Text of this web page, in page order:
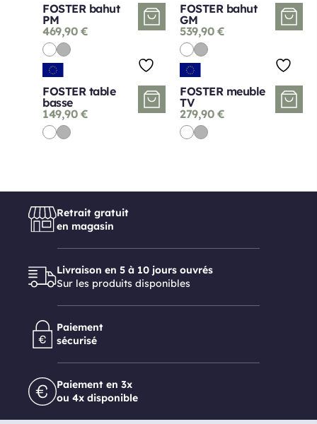
FOSTER bahut
PM
469,90 €
FOSTER bahut
GM
539,90 €
FOSTER table
basse
149,90 €
FOSTER meuble
TV
279,90 €
Retrait gratuit
en magasin
Livraison en 5 à 10 jours ouvrés
Sur les produits disponibles
Paiement
sécurisé
Paiement en 3x
ou 4x disponible